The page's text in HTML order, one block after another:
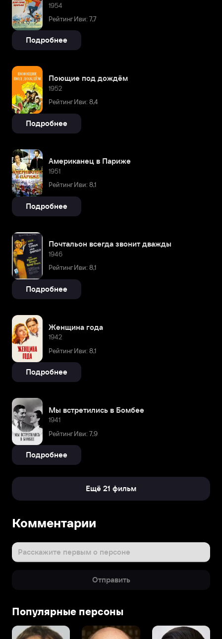
1954
Рейтинг Иви: 7,7
Подробнее
Поющие под дождём
1952
Рейтинг Иви: 8,4
Подробнее
Американец в Париже
1951
Рейтинг Иви: 8,1
Подробнее
Почтальон всегда звонит дважды
1946
Рейтинг Иви: 8,1
Подробнее
Женщина года
1942
Рейтинг Иви: 8,1
Подробнее
Мы встретились в Бомбее
1941
Рейтинг Иви: 7,9
Подробнее
Ещё 21 фильм
Комментарии
Расскажите первым о персоне
Отправить
Популярные персоны